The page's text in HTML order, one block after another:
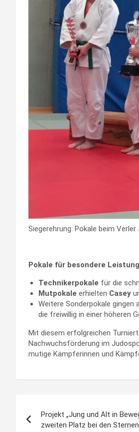
Siegerehrung: Pokale beim
Pokale für besondere
Technikerpokale für die
Mutpokale erhielten Casey
Weitere Sonderpokale gingen
die freiwillig in einer höheren
Mit diesem erfolgreichen
Nachwuchsförderung im
mutige Kämpferinnen und
Projekt „Jung und Alt in
zweiten Platz bei den